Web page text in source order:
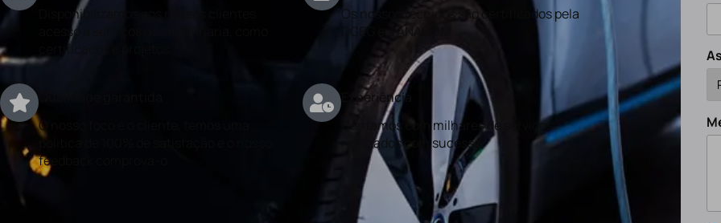
Disponibilizamos aos nossos clientes
acesso a serviços de engenharia, como
certificados e projetos.
Os nossos técnicos são certificados pela
DGEG e a ANACOM
O nosso foco é o cliente, temos uma
politica de 100% de satisfação e o nosso
feedback comprova-o.
Experiência
Contamos com milhares de serviços
realizados com sucesso.